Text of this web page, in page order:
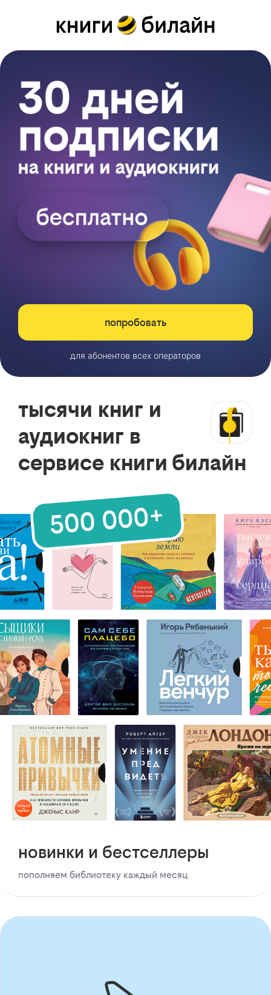
попробовать
для абонентов всех операторов
тысячи книг и
аудиокниг в
сервисе книги билайн
новинки и бестселлеры
пополняем библиотеку каждый месяц